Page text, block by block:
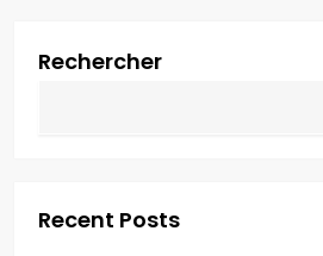
Rechercher
Recent Posts